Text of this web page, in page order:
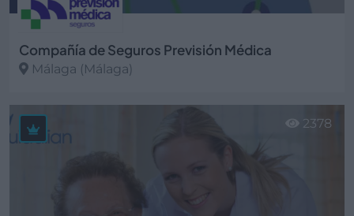
Compañía de Seguros Previsión Médica
Málaga (Málaga)
Ver más
2378